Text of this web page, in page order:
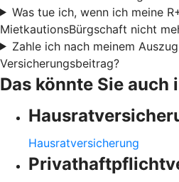
Was tue ich, wenn ich meine
MietkautionsBürgschaft nicht
Zahle ich nach meinem
Versicherungsbeitrag?
Das könnte Sie auch
Hausratversicherung